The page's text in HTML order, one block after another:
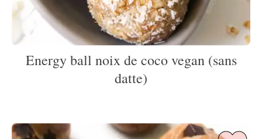
Energy ball noix de coco vegan (sans
datte)